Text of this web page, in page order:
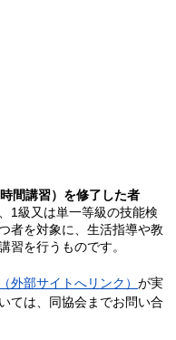
間講習）を修了した者
1級又は単一等級の技能検
者を対象に、生活指導や教
習を行うものです。
外部サイトへリンク）が実
ては、同協会までお問い合